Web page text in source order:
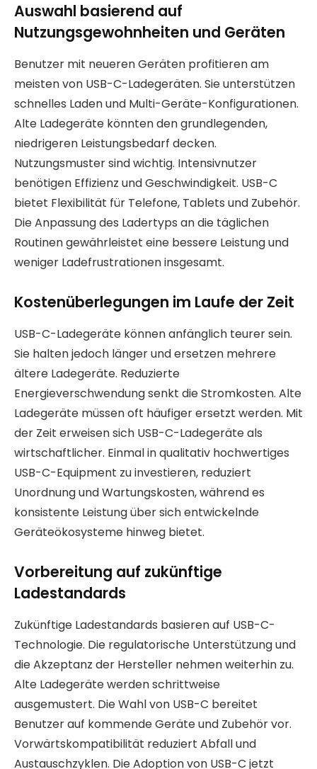
Auswahl basierend auf
Nutzungsgewohnheiten und Geräten
Benutzer mit neueren Geräten profitieren am
meisten von USB-C-Ladegeräten. Sie unterstützen
schnelles Laden und Multi-Geräte-Konfigurationen.
Alte Ladegeräte könnten den grundlegenden,
niedrigeren Leistungsbedarf decken.
Nutzungsmuster sind wichtig. Intensivnutzer
benötigen Effizienz und Geschwindigkeit. USB-C
bietet Flexibilität für Telefone, Tablets und Zubehör.
Die Anpassung des Ladertyps an die täglichen
Routinen gewährleistet eine bessere Leistung und
weniger Ladefrustrationen insgesamt.
Kostenüberlegungen im Laufe der Zeit
USB-C-Ladegeräte können anfänglich teurer sein.
Sie halten jedoch länger und ersetzen mehrere
ältere Ladegeräte. Reduzierte
Energieverschwendung senkt die Stromkosten. Alte
Ladegeräte müssen oft häufiger ersetzt werden. Mit
der Zeit erweisen sich USB-C-Ladegeräte als
wirtschaftlicher. Einmal in qualitativ hochwertiges
USB-C-Equipment zu investieren, reduziert
Unordnung und Wartungskosten, während es
konsistente Leistung über sich entwickelnde
Geräteökosysteme hinweg bietet.
Vorbereitung auf zukünftige
Ladestandards
Zukünftige Ladestandards basieren auf USB-C-
Technologie. Die regulatorische Unterstützung und
die Akzeptanz der Hersteller nehmen weiterhin zu.
Alte Ladegeräte werden schrittweise
ausgemustert. Die Wahl von USB-C bereitet
Benutzer auf kommende Geräte und Zubehör vor.
Vorwärtskompatibilität reduziert Abfall und
Austauschzyklen. Die Adoption von USB-C jetzt